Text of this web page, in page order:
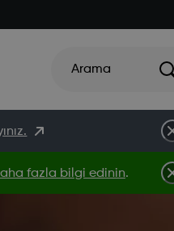
Arama
fazla bilgi edinin.